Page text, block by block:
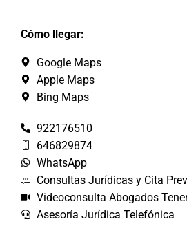
Cómo llegar:
Google Maps
Apple Maps
Bing Maps
922176510
646829874
WhatsApp
Consultas Jurídicas y Cita
Videoconsulta Abogados
Asesoría Jurídica Telefónica